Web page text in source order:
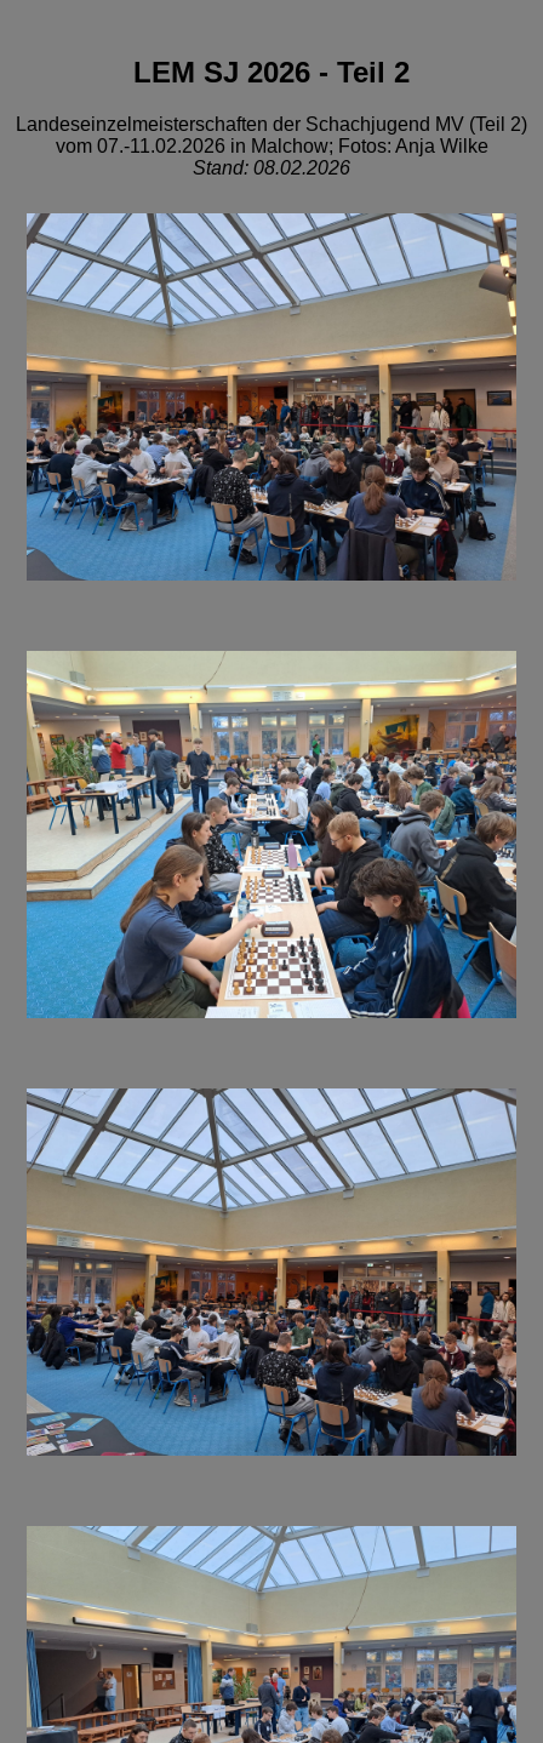
LEM SJ 2026 - Teil 2
Landeseinzelmeisterschaften der Schachjugend MV (Teil 2)
vom 07.-11.02.2026 in Malchow; Fotos: Anja Wilke
Stand: 08.02.2026